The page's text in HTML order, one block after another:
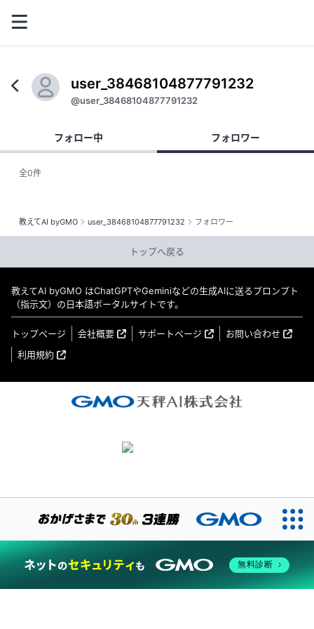
user_38468104877791232
@user_38468104877791232
フォロー中 フォロワー
全0件
教えてAI byGMO user_38468104877791232 フォロワー
トップへ戻る
教えてAI byGMO はChatGPTやGeminiなどの生成AIに送るプロンプト
（指示文）の日本語ポータルサイトです。
トップページ 会社概要 サポートページ
お問い合わせ
利用規約
無料診断